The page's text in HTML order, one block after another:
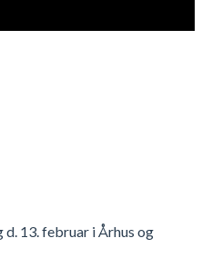
13. februar i Århus og